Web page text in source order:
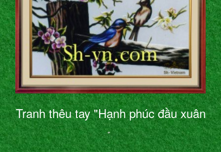
Tranh thêu tay "Hạnh phúc đầu xuân
"